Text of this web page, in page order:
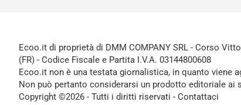
Ecoo.it di proprietà di DMM COMPANY SRL - Corso
(FR) - Codice Fiscale e Partita I.V.A. 03144800608
Ecoo.it non è una testata giornalistica, in quanto viene
Non può pertanto considerarsi un prodotto editoriale ai
Copyright ©2026 - Tutti i diritti riservati - Contattaci